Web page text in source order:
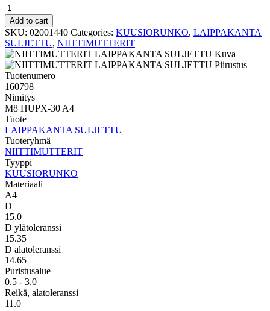
KUUSIORUNKO
LAIPPAKANTA
SULJETTU
M8
HUPX-
30
A4
quantity
Add to cart
SKU: 02001440 Categories: KUUSIORUNKO, LAIPPAKANTA
SULJETTU, NIITTIMUTTERIT
Tuotenumero
160798
Nimitys
M8 HUPX-30 A4
Tuote
LAIPPAKANTA SULJETTU
Tuoteryhmä
NIITTIMUTTERIT
Tyyppi
KUUSIORUNKO
Materiaali
A4
D
15.0
D ylätoleranssi
15.35
D alatoleranssi
14.65
Puristusalue
0.5 - 3.0
Reikä, alatoleranssi
11.0